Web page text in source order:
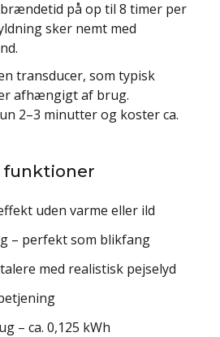
på op til 8 timer per
sker nemt med
transducer, som typisk
afhængigt af brug.
2–3 minutter og koster ca.
uden varme eller ild
– perfekt som blikfang
med realistisk pejselyd
– ca. 0,125 kWh